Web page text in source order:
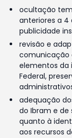
ocultação
anteriores a 4
publicidade
revisão e
comunicação
elementos da
Federal,
adequação
do Ibram e de
quanto à
aos recursos